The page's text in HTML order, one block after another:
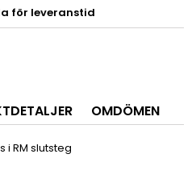
för leveranstid
OMDÖMEN
i RM slutsteg